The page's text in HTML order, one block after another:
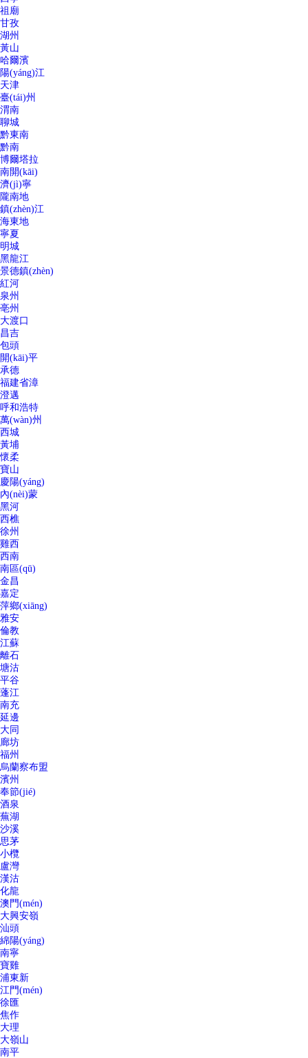
祖廟
甘孜
湖州
黃山
哈爾濱
陽(yáng)江
天津
臺(tái)州
渭南
聊城
黔東南
黔南
博爾塔拉
南開(kāi)
濟(jì)寧
隴南地
鎮(zhèn)江
海東地
寧夏
明城
黑龍江
景德鎮(zhèn)
紅河
泉州
亳州
大渡口
昌吉
包頭
開(kāi)平
承德
福建省漳
澄邁
呼和浩特
萬(wàn)州
西城
黃埔
懷柔
寶山
慶陽(yáng)
內(nèi)蒙
黑河
西樵
徐州
雞西
西南
南區(qū)
金昌
嘉定
萍鄉(xiāng)
雅安
倫教
江蘇
離石
塘沽
平谷
蓬江
南充
延邊
大同
廊坊
福州
烏蘭察布盟
濱州
奉節(jié)
酒泉
蕪湖
沙溪
思茅
小欖
盧灣
漢沽
化龍
澳門(mén)
大興安嶺
汕頭
綿陽(yáng)
南寧
寶雞
浦東新
江門(mén)
徐匯
焦作
大理
大嶺山
南平